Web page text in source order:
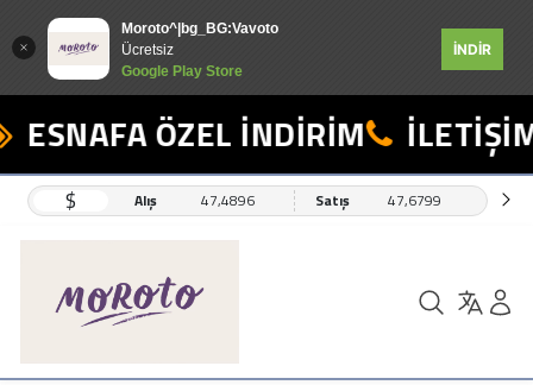
Moroto^|bg_BG:Vavoto
Ücretsiz
Google Play Store
İNDİR
ESNAFA ÖZEL İNDİRİM
$ Alış 47,4896 Satış 47,6799